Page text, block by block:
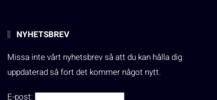
NYHETSBREV
Missa inte vårt nyhetsbrev så att du kan hålla dig
uppdaterad så fort det kommer något nytt.
E-post: